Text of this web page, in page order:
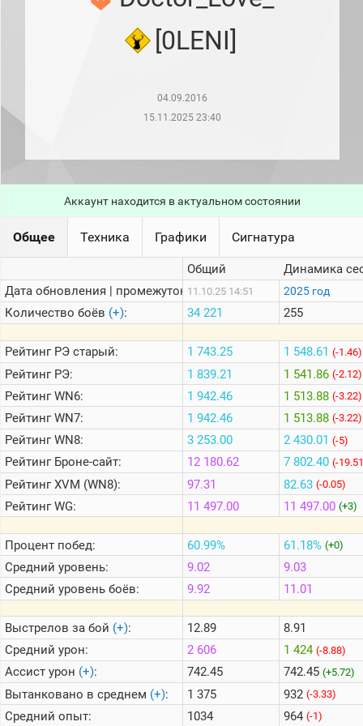
игроков
Статистика
стримеров
Информация
Онлайн
Цветовая
шкала
Теlegram
ВК
Портал
Мира
Танков
[0LENI]
04.09.2016
15.11.2025 23:40
Аккаунт находится в актуальном состоянии
Общее Техника Графики Сигнатура
Дата обновления | промежуток:
Количество боёв (+):
РейтингРЭ старый:
РейтингРЭ:
РейтингWN6:
РейтингWN7:
РейтингWN8:
РейтингБроне-сайт:
РейтингXVM (WN8):
РейтингWG:
Процент побед:
Средний уровень:
Средний уровень боёв:
Выстрелов за бой (+):
Средний урон:
Ассист урон (+):
Вытанковано в среднем (+):
Средний опыт:
Общий
11.10.25 14:51
34 221
1 743.25
1 839.21
1 942.46
1 942.46
3 253.00
12 180.62
97.31
11 497.00
60.99%
9.02
9.92
12.89
2 606
742.45
1 375
1034
Динамика
2025 год
255
1 548.61 (-1.46)
1 541.86 (-2.12)
1 513.88 (-3.22)
1 513.88 (-3.22)
2 430.01 (-5)
7 802.40 (-
82.63 (-0.05)
11 497.00 (+3)
61.18% (+0)
9.03
11.01
8.91
1 424 (-8.88)
742.45 (+5.72)
932 (-3.33)
964 (-1)